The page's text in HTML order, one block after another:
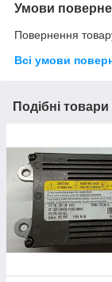
Умови
Повернення
Всі умови
Подібні товари